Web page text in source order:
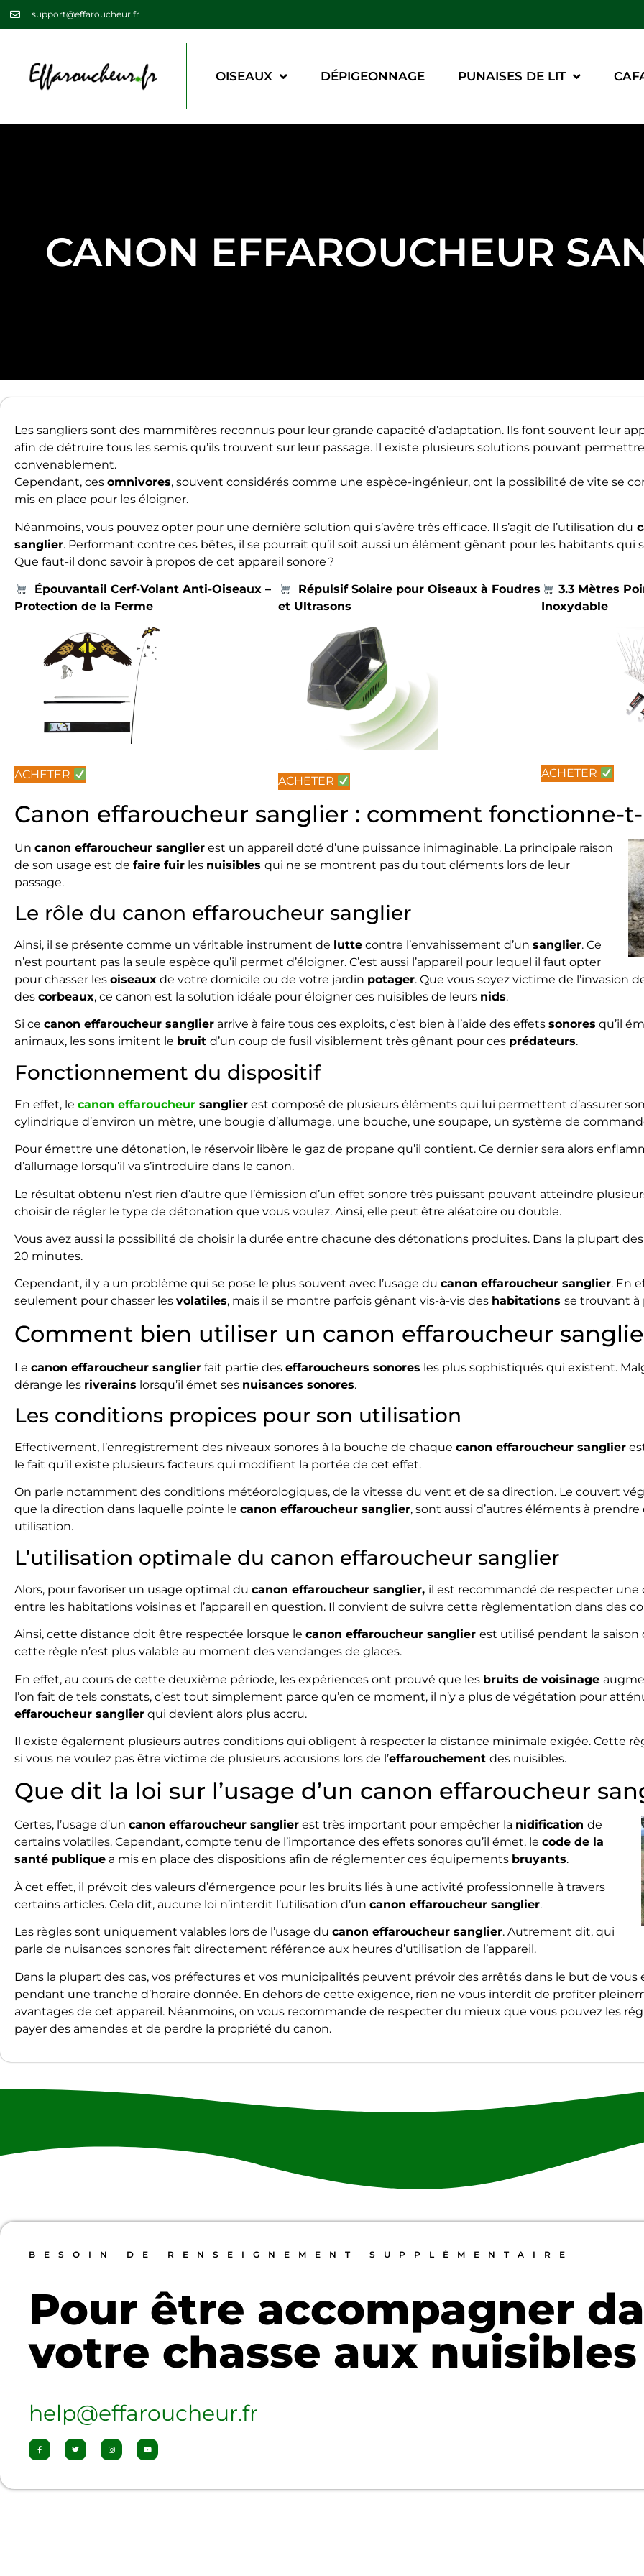
support@effaroucheur.fr
OISEAUX DÉPIGEONNAGE PUNAISES DE LIT
CANON EFFAROUCHEUR
Les sangliers sont des mammifères reconnus pour leur grande capacité d’adaptation. Ils font souvent leur
afin de détruire tous les semis qu’ils trouvent sur leur passage. Il existe plusieurs solutions pouvant
convenablement.
Cependant, ces omnivores, souvent considérés comme une espèce-ingénieur, ont la possibilité de vite se
mis en place pour les éloigner.
Néanmoins, vous pouvez opter pour une dernière solution qui s’avère très efficace. Il s’agit de l’utilisation du
sanglier. Performant contre ces bêtes, il se pourrait qu’il soit aussi un élément gênant pour les habitants qui
Que faut-il donc savoir à propos de cet appareil sonore ?
Épouvantail Cerf-Volant Anti-Oiseaux –
Protection de la Ferme
ACHETER
Répulsif Solaire pour Oiseaux à Foudres
et Ultrasons
ACHETER
3.3 Mètres
Inoxydable
ACHETER
Canon effaroucheur sanglier : comment fonctionne-t-
Un canon effaroucheur sanglier est un appareil doté d’une puissance inimaginable. La principale raison
de son usage est de faire fuir les nuisibles qui ne se montrent pas du tout cléments lors de leur
passage.
Le rôle du canon effaroucheur sanglier
Ainsi, il se présente comme un véritable instrument de lutte contre l’envahissement d’un sanglier. Ce
n’est pourtant pas la seule espèce qu’il permet d’éloigner. C’est aussi l’appareil pour lequel il faut opter
pour chasser les oiseaux de votre domicile ou de votre jardin potager. Que vous soyez victime de l’invasion
des corbeaux, ce canon est la solution idéale pour éloigner ces nuisibles de leurs nids.
Si ce canon effaroucheur sanglier arrive à faire tous ces exploits, c’est bien à l’aide des effets sonores qu’il
animaux, les sons imitent le bruit d’un coup de fusil visiblement très gênant pour ces prédateurs.
Fonctionnement du dispositif
En effet, le canon effaroucheur sanglier est composé de plusieurs éléments qui lui permettent d’assurer
cylindrique d’environ un mètre, une bougie d’allumage, une bouche, une soupape, un système de
Pour émettre une détonation, le réservoir libère le gaz de propane qu’il contient. Ce dernier sera alors
d’allumage lorsqu’il va s’introduire dans le canon.
Le résultat obtenu n’est rien d’autre que l’émission d’un effet sonore très puissant pouvant atteindre
choisir de régler le type de détonation que vous voulez. Ainsi, elle peut être aléatoire ou double.
Vous avez aussi la possibilité de choisir la durée entre chacune des détonations produites. Dans la plupart des
20 minutes.
Cependant, il y a un problème qui se pose le plus souvent avec l’usage du canon effaroucheur sanglier. En
seulement pour chasser les volatiles, mais il se montre parfois gênant vis-à-vis des habitations se trouvant à
Comment bien utiliser un canon effaroucheur
Le canon effaroucheur sanglier fait partie des effaroucheurs sonores les plus sophistiqués qui existent.
dérange les riverains lorsqu’il émet ses nuisances sonores.
Les conditions propices pour son utilisation
Effectivement, l’enregistrement des niveaux sonores à la bouche de chaque canon effaroucheur sanglier
le fait qu’il existe plusieurs facteurs qui modifient la portée de cet effet.
On parle notamment des conditions météorologiques, de la vitesse du vent et de sa direction. Le couvert
que la direction dans laquelle pointe le canon effaroucheur sanglier, sont aussi d’autres éléments à
utilisation.
L’utilisation optimale du canon effaroucheur sanglier
Alors, pour favoriser un usage optimal du canon effaroucheur sanglier, il est recommandé de respecter une
entre les habitations voisines et l’appareil en question. Il convient de suivre cette règlementation dans des
Ainsi, cette distance doit être respectée lorsque le canon effaroucheur sanglier est utilisé pendant la saison
cette règle n’est plus valable au moment des vendanges de glaces.
En effet, au cours de cette deuxième période, les expériences ont prouvé que les bruits de voisinage
l’on fait de tels constats, c’est tout simplement parce qu’en ce moment, il n’y a plus de végétation pour
effaroucheur sanglier qui devient alors plus accru.
Il existe également plusieurs autres conditions qui obligent à respecter la distance minimale exigée. Cette
si vous ne voulez pas être victime de plusieurs accusions lors de l’effarouchement des nuisibles.
Que dit la loi sur l’usage d’un canon effaroucheur
Certes, l’usage d’un canon effaroucheur sanglier est très important pour empêcher la nidification de
certains volatiles. Cependant, compte tenu de l’importance des effets sonores qu’il émet, le code de la
santé publique a mis en place des dispositions afin de réglementer ces équipements bruyants.
À cet effet, il prévoit des valeurs d’émergence pour les bruits liés à une activité professionnelle à travers
certains articles. Cela dit, aucune loi n’interdit l’utilisation d’un canon effaroucheur sanglier.
Les règles sont uniquement valables lors de l’usage du canon effaroucheur sanglier. Autrement dit, qui
parle de nuisances sonores fait directement référence aux heures d’utilisation de l’appareil.
Dans la plupart des cas, vos préfectures et vos municipalités peuvent prévoir des arrêtés dans le but de vous
pendant une tranche d’horaire donnée. En dehors de cette exigence, rien ne vous interdit de profiter
avantages de cet appareil. Néanmoins, on vous recommande de respecter du mieux que vous pouvez les
payer des amendes et de perdre la propriété du canon.
BESOIN DE RENSEIGNEMENT SUPPLÉMENTAIRE
Pour être accompagner
votre chasse aux nuisibles
help@effaroucheur.fr